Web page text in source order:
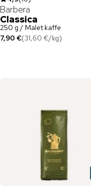
Barbera
Classica
250 g / Malet kaffe
7,90 €(31,60 €/kg)